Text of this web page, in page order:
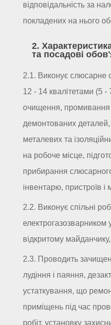
відповідальність за
покладених на нього
2.
та посадові
2.1. Виконує слюсарне
12 - 14 квалітетами (5 -
очищення, промивання
демонтованих
металевих та
на робоче місце,
прибирання
інвентарю, пристроїв і
2.2. Виконує спільні
електрогазозварником
відкритому
2.3. Проводить
лудіння і паяння,
устаткування, що
приміщень під час
робіт, установку